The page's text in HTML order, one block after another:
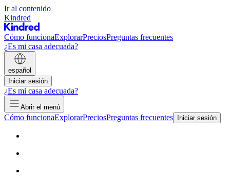
Ir al contenido
Kindred
Cómo funcionaExplorarPreciosPreguntas frecuentes
¿Es mi casa adecuada?
español
Iniciar sesión
¿Es mi casa adecuada?
Abrir el menú
Cómo funcionaExplorarPreciosPreguntas frecuentes Iniciar sesión